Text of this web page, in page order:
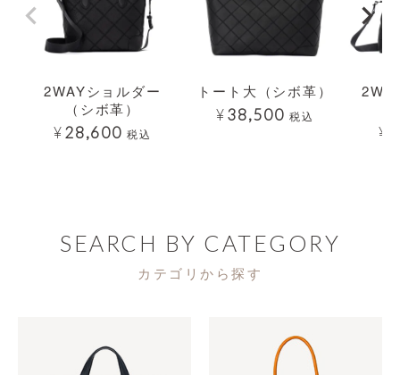
2WAYショルダー
（シボ革）
¥28,600 税込
トート大（シボ革）
¥38,500 税込
¥
SEARCH BY CATEGORY
カテゴリから探す